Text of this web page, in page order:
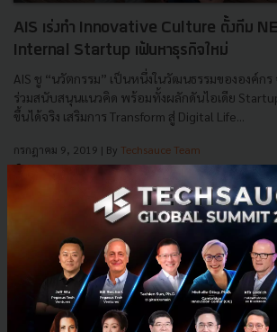
AIS เร่งทำ Innovative Culture ตั้งทีม
Internal Startup เฟ้นหาธุรกิจใหม่
AIS ชู “นวัตกรรม” เป็นหนึ่งในวัฒนธรรมขององค์ก
ร่วมสนับสนุนแนวคิด พร้อมทั้งผลักดันไอเดีย
ขึ้นได้จริง เสริมการ Transform สู่ Digital Life...
กรกฎาคม 9, 2019 | By Techsauce Team
Culture Innovation